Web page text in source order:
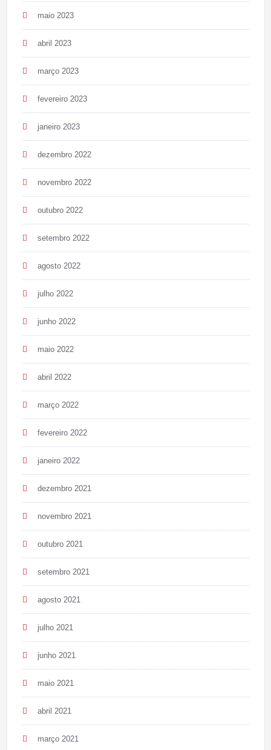
maio 2023
abril 2023
março 2023
fevereiro 2023
janeiro 2023
dezembro 2022
novembro 2022
outubro 2022
setembro 2022
agosto 2022
julho 2022
junho 2022
maio 2022
abril 2022
março 2022
fevereiro 2022
janeiro 2022
dezembro 2021
novembro 2021
outubro 2021
setembro 2021
agosto 2021
julho 2021
junho 2021
maio 2021
abril 2021
março 2021